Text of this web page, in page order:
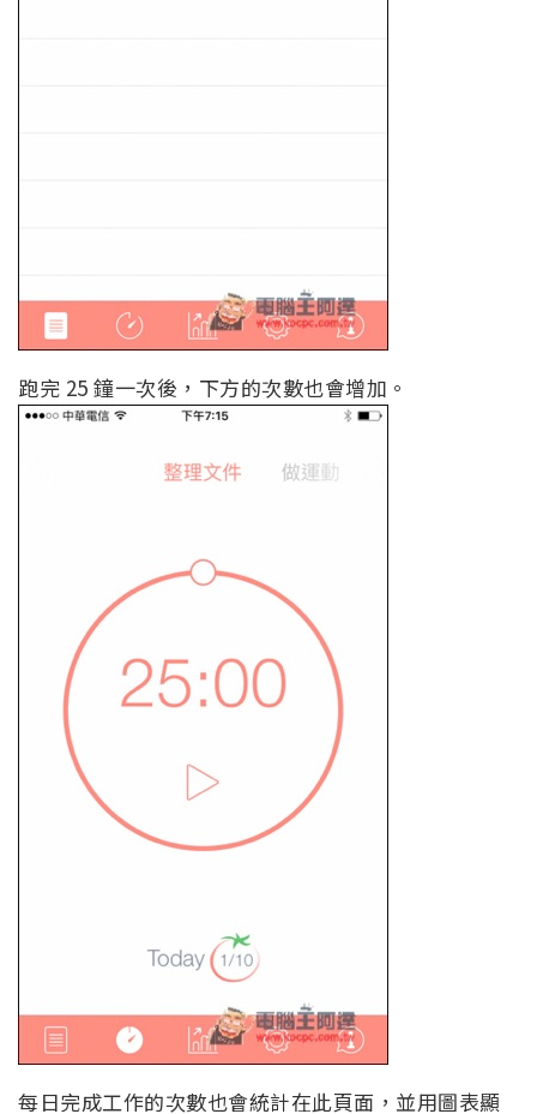
跑完 25 鐘一次後，下方的次數也會增加。
每日完成工作的次數也會統計在此頁面，並用圖表顯